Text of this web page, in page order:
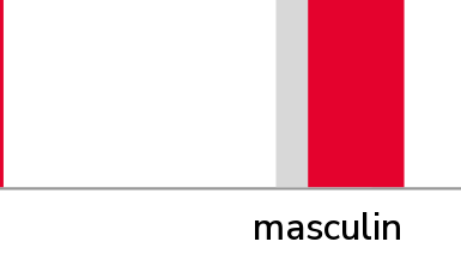
masculin